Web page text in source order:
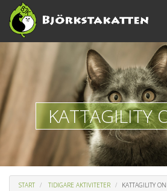
KATTAGILITY
START TIDIGARE AKTIVITETER KATTAGILITY